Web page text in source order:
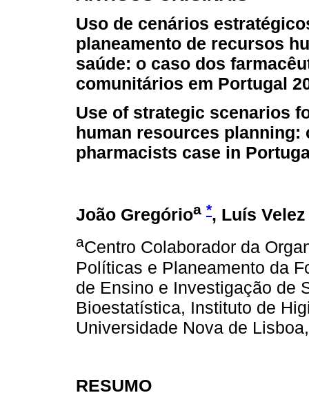
Uso de cenários
planeamento de recursos
saúde: o caso dos
comunitários em Portugal
Use of strategic scenarios
human resources planning:
pharmacists case in
João Gregórioa *, Luís
aCentro Colaborador da
Políticas e Planeamento da
de Ensino e Investigação de
Bioestatística, Instituto de
Universidade Nova de
RESUMO